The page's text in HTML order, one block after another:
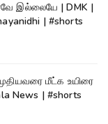
| DMK |
| #shorts
மீட்க உயிரை
News | #shorts